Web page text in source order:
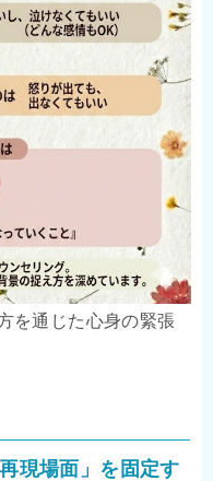
を通じた心身の緊張
現場面」を固定す